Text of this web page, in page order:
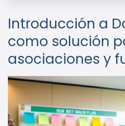
Introducción a
como solución
asociaciones y